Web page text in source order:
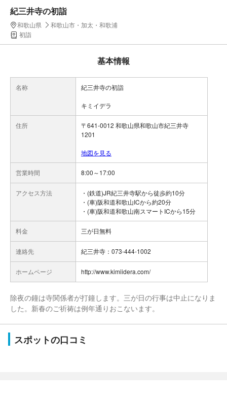
紀三井寺の初詣
和歌山県
和歌山市・加太・和歌浦
初詣
基本情報
名称 紀三井寺の初詣
キミイデラ
住所
〒641-0012 和歌山県和歌山市紀三井寺
1201
地図を見る
営業時間 8:00～17:00
アクセス方法
・(鉄道)JR紀三井寺駅から徒歩約10分
・(車)阪和道和歌山ICから約20分
・(車)阪和道和歌山南スマートICから15分
料金 三が日無料
連絡先 紀三井寺：073-444-1002
ホームページ http://www.kimiidera.com/
除夜の鐘は寺関係者が打鐘します。三が日の行事は中止になりま
した。新春のご祈祷は例年通りおこないます。
スポットの口コミ